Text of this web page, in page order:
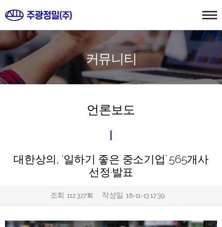
커뮤니티
언론보도
대한상의, ‘일하기 좋은 중소기업’ 565개사
선정·발표
조회 112,327회 작성일 18-11-13 17:39